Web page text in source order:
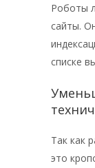
Роботы
сайты.
списке
Так как
это